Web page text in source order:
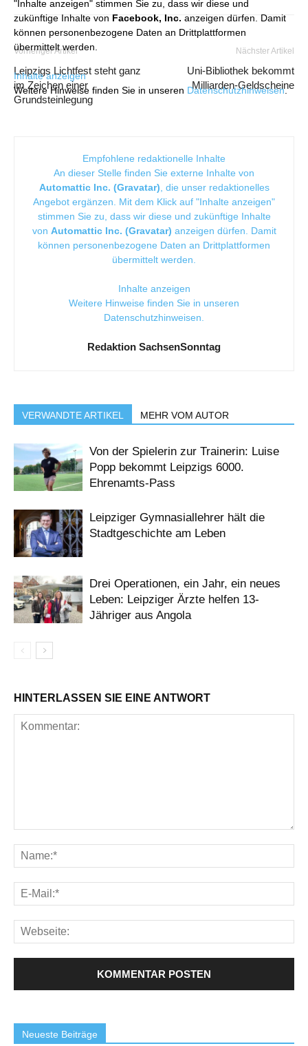
"Inhalte anzeigen" stimmen Sie zu, dass wir diese und
zukünftige Inhalte von Facebook, Inc. anzeigen dürfen. Damit
können personenbezogene Daten an Drittplattformen
übermittelt werden.
Inhalte anzeigen
Weitere Hinweise finden Sie in unseren Datenschutzhinweisen.
Vorheriger Artikel
Leipzigs Lichtfest steht ganz
im Zeichen einer
Grundsteinlegung
Nächster Artikel
Uni-Bibliothek bekommt
Milliarden-Geldscheine
Empfohlene redaktionelle Inhalte
An dieser Stelle finden Sie externe Inhalte von
Automattic Inc. (Gravatar) , die unser redaktionelles
Angebot ergänzen. Mit dem Klick auf "Inhalte anzeigen"
stimmen Sie zu, dass wir diese und zukünftige Inhalte
von Automattic Inc. (Gravatar) anzeigen dürfen. Damit
können personenbezogene Daten an Drittplattformen
übermittelt werden.
Inhalte anzeigen
Weitere Hinweise finden Sie in unseren
Datenschutzhinweisen
Redaktion SachsenSonntag
VERWANDTE ARTIKEL MEHR VOM AUTOR
Von der Spielerin zur Trainerin: Luise
Popp bekommt Leipzigs 6000.
Ehrenamts-Pass
Leipziger Gymnasiallehrer hält die
Stadtgeschichte am Leben
Drei Operationen, ein Jahr, ein neues
Leben: Leipziger Ärzte helfen 13-
Jähriger aus Angola
HINTERLASSEN SIE EINE ANTWORT
Neueste Beiträge